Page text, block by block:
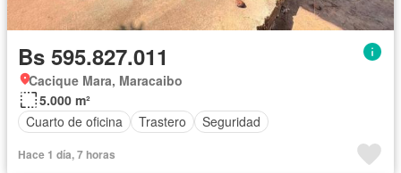
Bs 595.827.011
Cacique Mara, Maracaibo
5.000 m²
Cuarto de oficina
Trastero Seguridad
Hace 1 día, 7 horas